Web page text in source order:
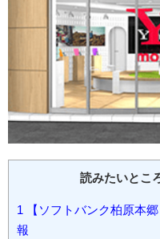
読みたいとこ
1 【ソフトバンク柏原本
報